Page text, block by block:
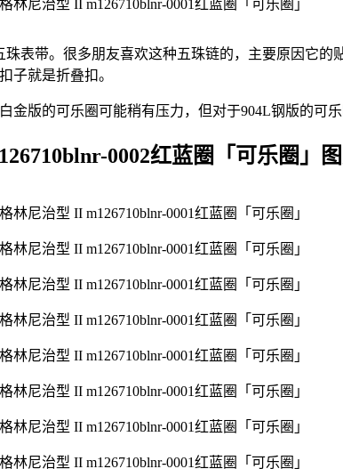
珠表带。很多朋友喜欢这种五珠链的，主要原因它
子就是折叠扣。
金版的可乐圈可能稍有压力，但对于904L钢版的可
0002红蓝圈「可乐圈」